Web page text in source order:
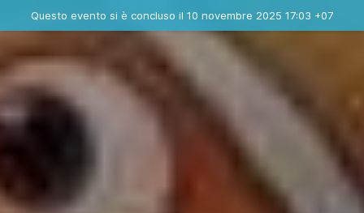
INFO
Questo evento si è concluso il 10 novembre 2025 17:03 +07